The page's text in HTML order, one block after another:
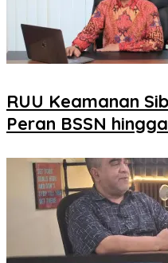
RUU Keamanan
Peran BSSN